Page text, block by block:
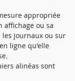
appropriée
affichage ou sa
journaux ou sur
ligne qu'elle
alinéas sont